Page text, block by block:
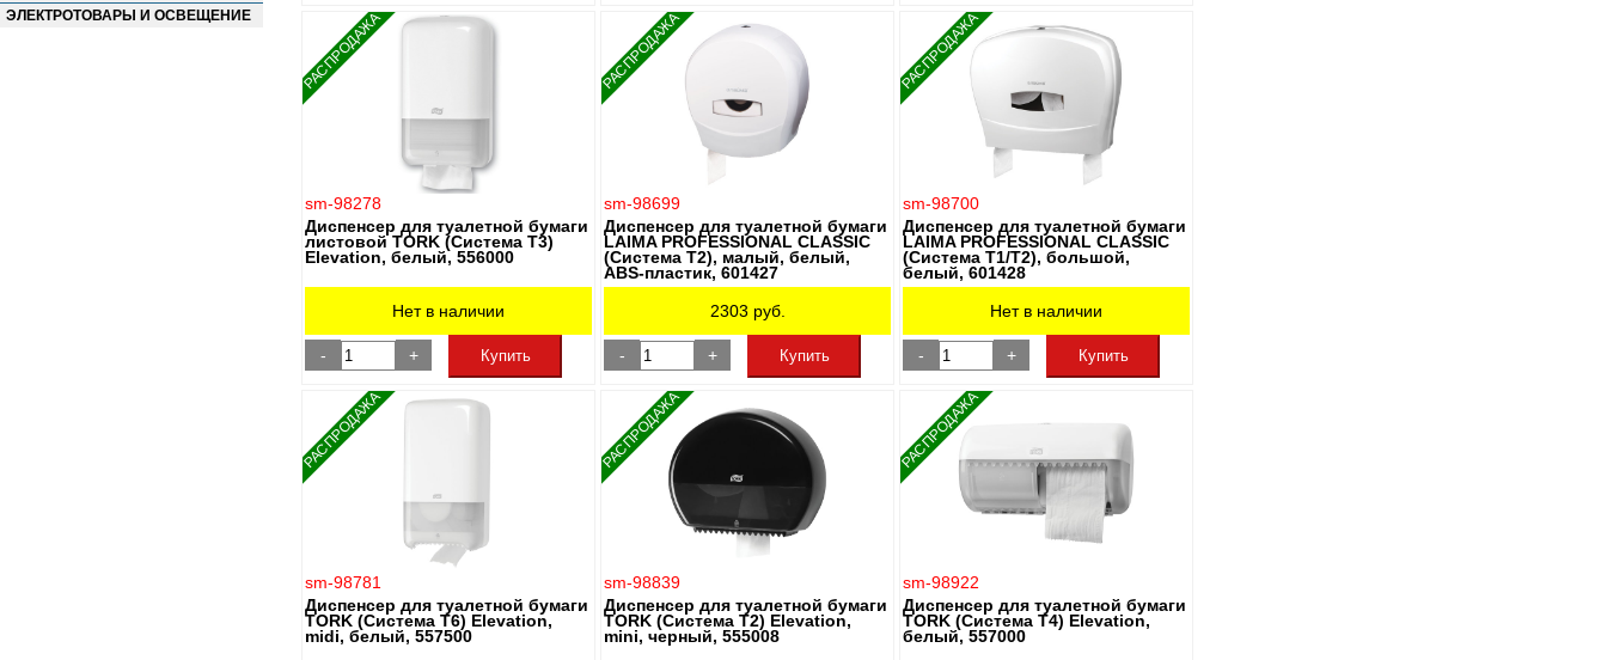
ЭЛЕКТРОТОВАРЫ И ОСВЕЩЕНИЕ
РАСПРОДАЖА
sm-98278
Диспенсер для туалетной бумаги
листовой TORK (Система T3)
Elevation, белый, 556000
Нет в наличии
- + Купить
РАСПРОДАЖА
sm-98699
Диспенсер для туалетной бумаги
LAIMA PROFESSIONAL CLASSIC
(Система T2), малый, белый,
ABS-пластик, 601427
2303 руб.
- + Купить
РАСПРОДАЖА
sm-98700
Диспенсер для туалетной бумаги
LAIMA PROFESSIONAL CLASSIC
(Система T1/T2), большой,
белый, 601428
Нет в наличии
- + Купить
РАСПРОДАЖА
sm-98781
Диспенсер для туалетной бумаги
TORK (Система T6) Elevation,
midi, белый, 557500
РАСПРОДАЖА
sm-98839
Диспенсер для туалетной бумаги
TORK (Система T2) Elevation,
mini, черный, 555008
РАСПРОДАЖА
sm-98922
Диспенсер для туалетной бумаги
TORK (Система T4) Elevation,
белый, 557000